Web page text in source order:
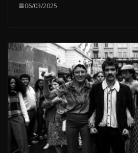
06/03/2025